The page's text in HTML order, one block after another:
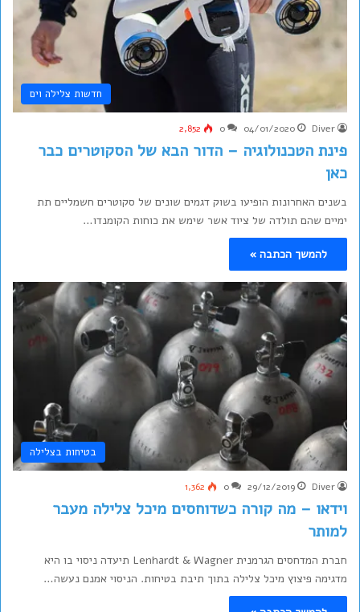
חדשות צלילה וים
Diver
04/01/2020
0
2,852
פינת הטכנולוגיה – הדור הבא של הסקוטרים כבר
כאן
בשנים האחרונות הופיעו בשוק דגמים שונים של סקוטרים חשמליים תת
ימיים שהם תולדה של ציוד אשר שימש את כוחות הקומנדו…
להמשך הכתבה »
בטיחות בצלילה
Diver
29/12/2019
0
1,362
וידאו – מה קורה כשדוחסים מיכל צלילה מעבר
למותר
חברת המדחסים הגרמנית Lenhardt & Wagner תיעדה ניסוי בו היא
מדגימה פיצוץ מיכל צלילה בתוך תיבת בטיחות. הניסוי אמנם נעשה…